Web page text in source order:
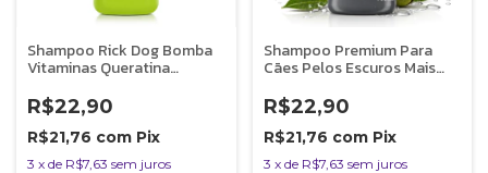
Shampoo Rick Dog Bomba
Vitaminas Queratina
R$22,90
R$21,76 com Pix
3 x de R$7,63 sem juros
Shampoo Premium Para
Cães Pelos Escuros Mais
R$22,90
R$21,76 com Pix
3 x de R$7,63 sem juros